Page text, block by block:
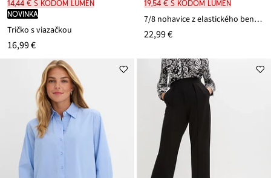
14,44 € s kódom LUMEN
novinka
Tričko s viazačkou
16,99 €
19,54 € s kódom LUMEN
7/8 nohavice z elastického bengalínu
22,99 €